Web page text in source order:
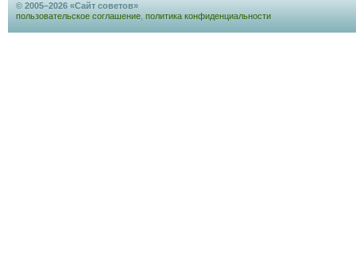
© 2005–2026 «Сайт советов»
пользовательское соглашение политика конфиденциальности